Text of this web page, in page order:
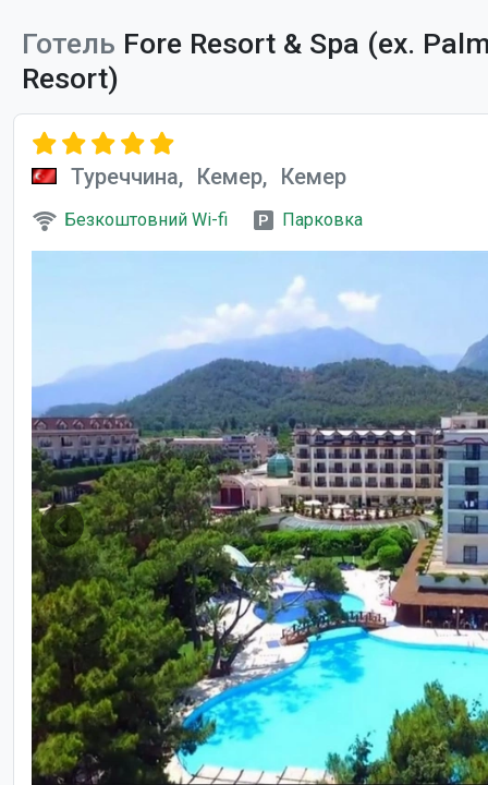
Готель Fore Resort & Spa (ex.
Resort)
Туреччина, Кемер, Кемер
Безкоштовний Wi-fi Парковка